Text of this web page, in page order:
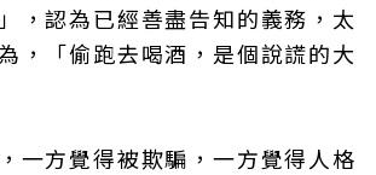
，認為已經善盡告知的義務，太
，「偷跑去喝酒，是個說謊的大
一方覺得被欺騙，一方覺得人格